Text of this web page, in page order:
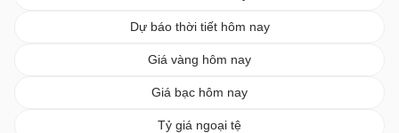
Dự báo thời tiết hôm nay
Giá vàng hôm nay
Giá bạc hôm nay
Tỷ giá ngoại tệ